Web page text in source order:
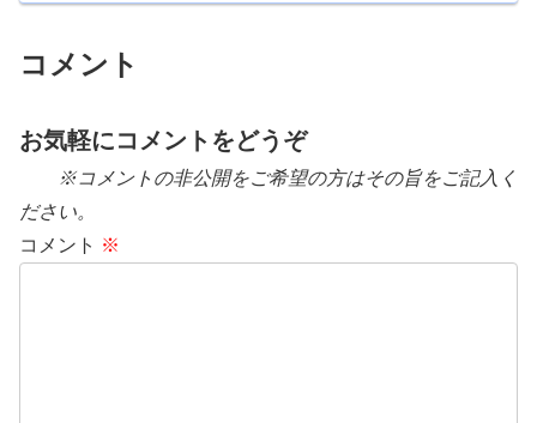
コメント
お気軽にコメントをどうぞ
※コメントの非公開をご希望の方はその旨をご記入く
ださい。
コメント ※